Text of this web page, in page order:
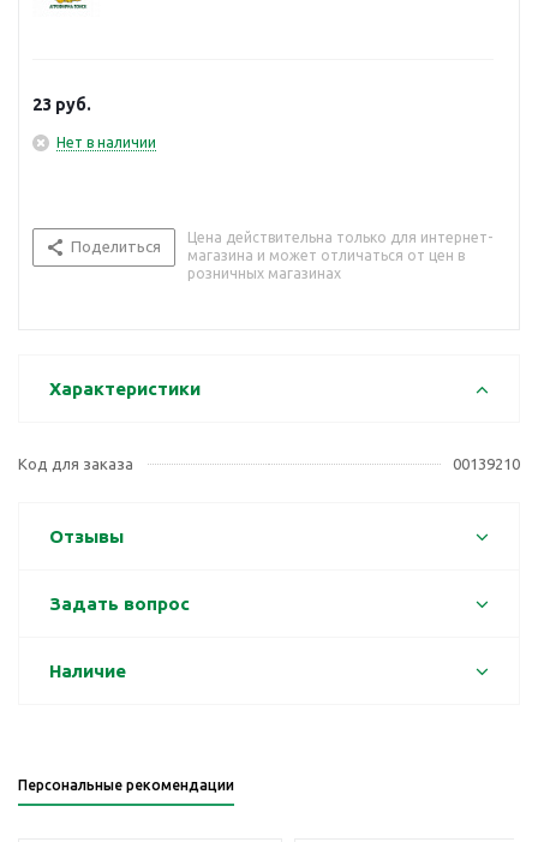
23 руб.
Нет в наличии
Поделиться
Цена действительна только для интернет-
магазина и может отличаться от цен в
розничных магазинах
Характеристики
Код для заказа 00139210
Отзывы
Задать вопрос
Наличие
Персональные рекомендации